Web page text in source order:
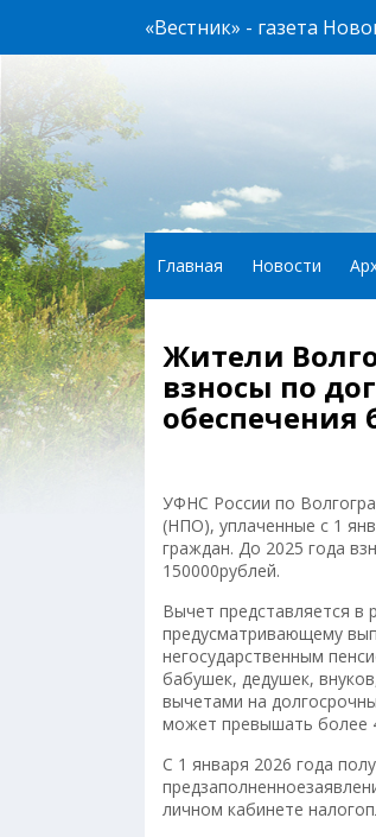
«Вестник» - газета
Главная Новости
Жители
взносы по
обеспечения
УФНС России по
(НПО), уплаченные с 1
граждан. До 2025 года
150000рублей.
Вычет представляется в
предусматривающему
негосударственным
бабушек, дедушек,
вычетами на
может превышать более
С 1 января 2026 года
личном кабинете